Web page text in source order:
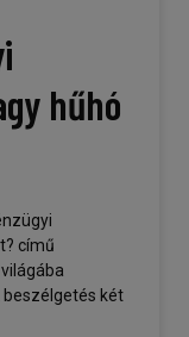
hűhó
című
két